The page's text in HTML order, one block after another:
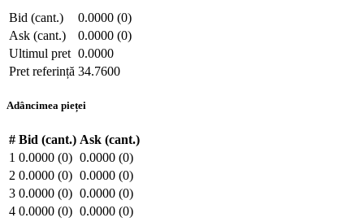
Bid (cant.)
0.0000 (0)
Ask (cant.)
0.0000 (0)
Ultimul pret 0.0000
Pret referință 34.7600
Adâncimea pieței
# Bid (cant.) Ask (cant.)
1 0.0000 (0) 0.0000 (0)
2 0.0000 (0) 0.0000 (0)
3 0.0000 (0) 0.0000 (0)
4 0.0000 (0) 0.0000 (0)